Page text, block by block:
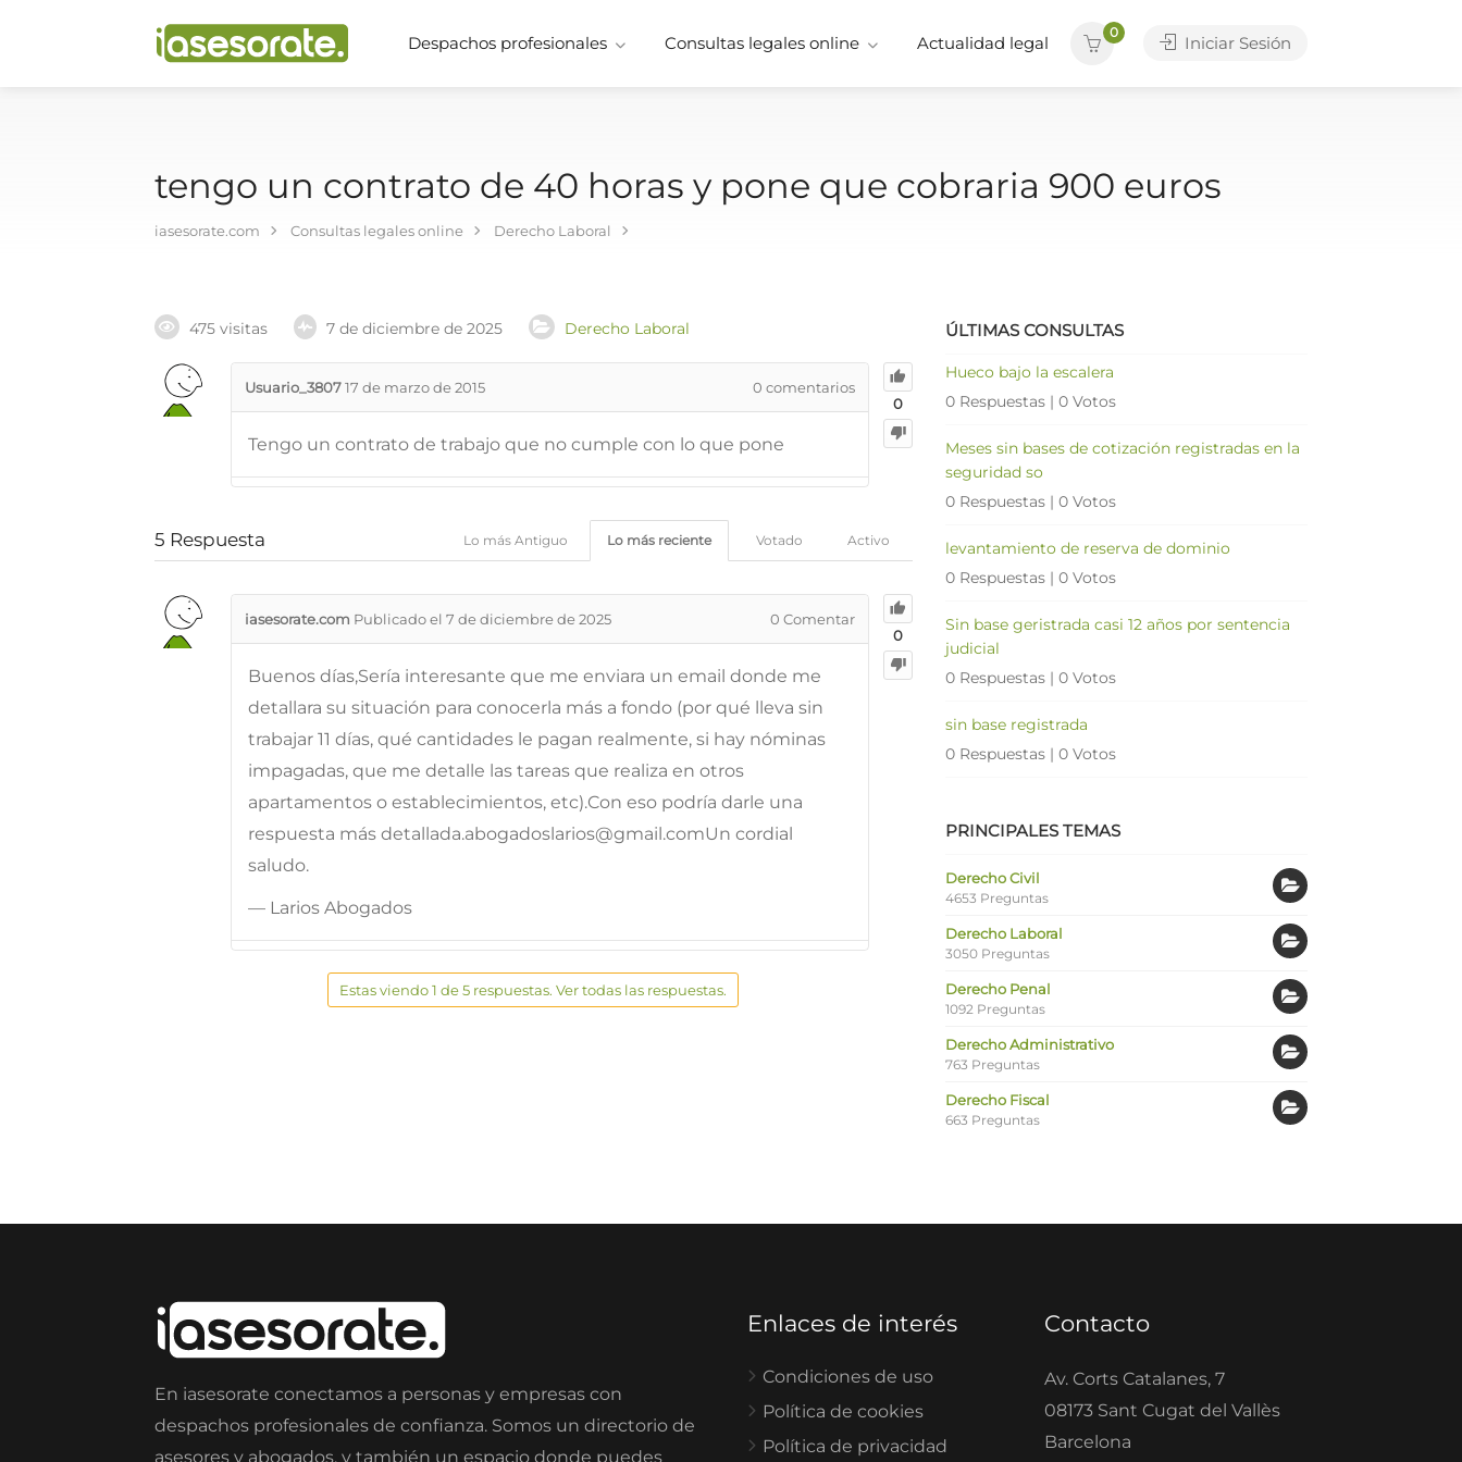
Despachos profesionales Consultas legales online Actualidad legal
0
Iniciar Sesión
tengo un contrato de 40 horas y pone que cobraria 900 euros
iasesorate.com Consultas legales online Derecho Laboral
475 visitas 7 de diciembre de 2025 Derecho Laboral
0
Usuario_380717 de marzo de 2015 0 comentarios
Tengo un contrato de trabajo que no cumple con lo que pone
5 Respuesta Activo
Votado
Lo más reciente
Lo más Antiguo
0
iasesorate.com Publicado el 7 de diciembre de 2025 0 Comentar
Buenos días,Sería interesante que me enviara un email donde me
detallara su situación para conocerla más a fondo (por qué lleva sin
trabajar 11 días, qué cantidades le pagan realmente, si hay nóminas
impagadas, que me detalle las tareas que realiza en otros
apartamentos o establecimientos, etc).Con eso podría darle una
respuesta más detallada.abogadoslarios@gmail.comUn cordial
saludo.
— Larios Abogados
Estas viendo 1 de 5 respuestas. Ver todas las respuestas.
ÚLTIMAS CONSULTAS
Hueco bajo la escalera
0 Respuestas | 0 Votos
Meses sin bases de cotización registradas en la
seguridad so
0 Respuestas | 0 Votos
levantamiento de reserva de dominio
0 Respuestas | 0 Votos
Sin base geristrada casi 12 años por sentencia
judicial
0 Respuestas | 0 Votos
sin base registrada
0 Respuestas | 0 Votos
PRINCIPALES TEMAS
Derecho Civil
4653 Preguntas
Derecho Laboral
3050 Preguntas
Derecho Penal
1092 Preguntas
Derecho Administrativo
763 Preguntas
Derecho Fiscal
663 Preguntas
En iasesorate conectamos a personas y empresas con
despachos profesionales de confianza. Somos un directorio de
asesores y abogados, y también un espacio donde puedes
Enlaces de interés
Condiciones de uso
Política de cookies
Política de privacidad
Contacto
Av. Corts Catalanes, 7
08173 Sant Cugat del Vallès
Barcelona